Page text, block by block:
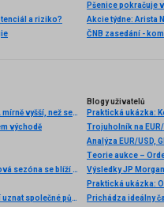
a riziko?
ČNB zasedání -
BREAKING: Zboží dlouhodobé spotřeby v USA mírně vyšší, než se očekávalo 📌
východě
Týden na trzích: Indexy dále rostou a výsledková sezóna se blíží do svého závěru 📈📊
Vlivné americké finanční společnosti odmítají uznat společné půjčování EU jako srovnatelné s půjčováním na národní úrovni. Tím podrývají evropskou integraci a přispívají k ohrožení eura
Blogy uživatelů
Praktická ukázka:
Trojuholník na
Teorie aukce –
Výsledky JP
Praktická ukázka:
Prichádza ideálny